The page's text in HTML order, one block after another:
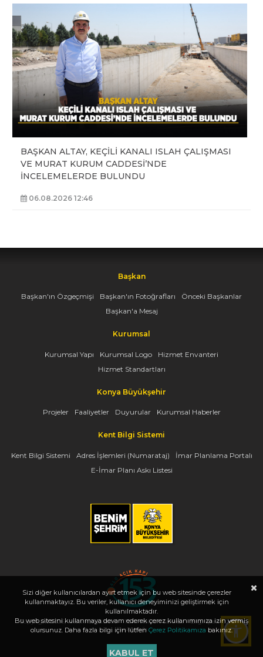
BAŞKAN ALTAY, KEÇİLİ KANALI ISLAH ÇALIŞMASI
VE MURAT KURUM CADDESİ’NDE
İNCELEMELERDE BULUNDU
06.08.2026 12:46
Başkan
Başkan'ın Özgeçmişi Başkan'ın Fotoğrafları
Önceki Başkanlar
Başkan'a Mesaj
Kurumsal
Kurumsal Yapı Kurumsal Logo
Hizmet Envanteri
Hizmet Standartları
Konya Büyükşehir
Projeler Faaliyetler Duyurular Kurumsal Haberler
Kent Bilgi Sistemi
Kent Bilgi Sistemi Adres İşlemleri (Numarataj)
İmar Planlama Portalı
E-İmar Planı Askı Listesi
Copyright 2026, www.konya.bel.tr - Tüm Hakları Saklıdır - Bilgi İşlem Dairesi
Başkanlığı
Sizi diğer kullanıcılardan ayırt etmek için bu web sitesinde çerezler
kullanmaktayız. Bu veriler, kullanıcı deneyiminizi geliştirmek için
kullanılmaktadır.
Bu web sitesini kullanmaya devam ederek çerez kullanımımıza izin vermiş
olursunuz. Daha fazla bilgi için lütfen Çerez Politikamıza bakınız.
KABUL ET